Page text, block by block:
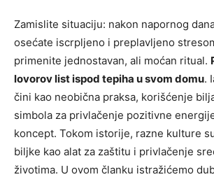
Zamislite situaciju: nakon napornog
osećate iscrpljeno i preplavljeno
primenite jednostavan, ali moćan ritual.
lovorov list ispod tepiha u svom domu.
čini kao neobična praksa, korišćenje
simbola za privlačenje pozitivne
koncept. Tokom istorije, razne kulture
biljke kao alat za zaštitu i privlačenje
životima. U ovom članku istražićemo